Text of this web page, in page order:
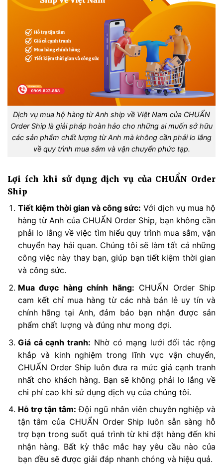
Dịch vụ mua hộ hàng từ Anh ship về Việt Nam của CHUẨN
Order Ship là giải pháp hoàn hảo cho những ai muốn sở hữu
các sản phẩm chất lượng từ Anh mà không cần phải lo lắng
về quy trình mua sắm và vận chuyển phức tạp.
Lợi ích khi sử dụng dịch vụ của CHUẨN Order
Ship
Tiết kiệm thời gian và công sức: Với dịch vụ mua hộ
hàng từ Anh của CHUẨN Order Ship, bạn không cần
phải lo lắng về việc tìm hiểu quy trình mua sắm, vận
chuyển hay hải quan. Chúng tôi sẽ làm tất cả những
công việc này thay bạn, giúp bạn tiết kiệm thời gian
và công sức.
Mua được hàng chính hãng: CHUẨN Order Ship
cam kết chỉ mua hàng từ các nhà bán lẻ uy tín và
chính hãng tại Anh, đảm bảo bạn nhận được sản
phẩm chất lượng và đúng như mong đợi.
Giá cả cạnh tranh: Nhờ có mạng lưới đối tác rộng
khắp và kinh nghiệm trong lĩnh vực vận chuyển,
CHUẨN Order Ship luôn đưa ra mức giá cạnh tranh
nhất cho khách hàng. Bạn sẽ không phải lo lắng về
chi phí cao khi sử dụng dịch vụ của chúng tôi.
Hỗ trợ tận tâm: Đội ngũ nhân viên chuyên nghiệp và
tận tâm của CHUẨN Order Ship luôn sẵn sàng hỗ
trợ bạn trong suốt quá trình từ khi đặt hàng đến khi
nhận hàng. Bất kỳ thắc mắc hay yêu cầu nào của
bạn đều sẽ được giải đáp nhanh chóng và hiệu quả.